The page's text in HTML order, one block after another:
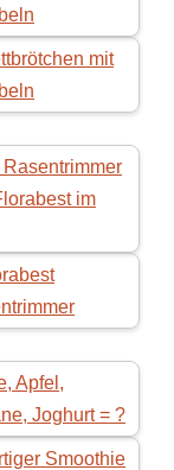
im
Apfel,
Joghurt = ?